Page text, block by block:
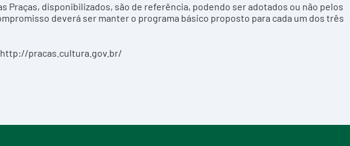
Praças, disponibilizados, são de referência, podendo ser adotados ou não pelos
deverá ser manter o programa básico proposto para cada um dos três
http://pracas.cultura.gov.br/